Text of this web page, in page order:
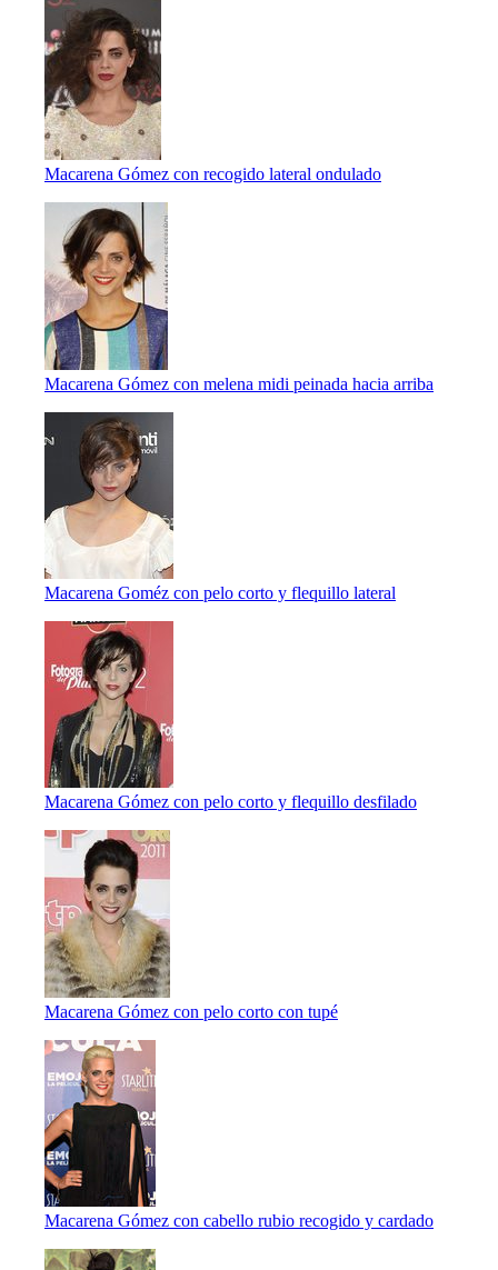
Macarena Gómez con recogido lateral ondulado
Macarena Gómez con melena midi peinada hacia arriba
Macarena Goméz con pelo corto y flequillo lateral
Macarena Gómez con pelo corto y flequillo desfilado
Macarena Gómez con pelo corto con tupé
Macarena Gómez con cabello rubio recogido y cardado